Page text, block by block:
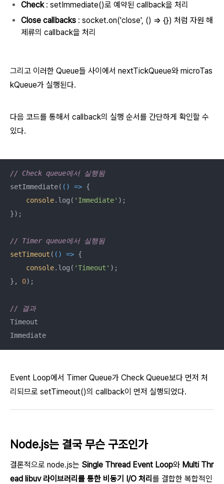
Check: setImmediate()로 예약된 callback을 처리
Close callbacks : socket.on('close', () => {}) 처럼 자원 해
제류의 callback을 처리
그리고 이러한 Queue들 사이에서 nextTickQueue와 microTas
kQueue가 실행된다.
다음 코드를 통해서 callback의 실행 순서를 간단하게 확인할 수
있다.
// Check queue에서 실행됨
setImmediate( () => {
console.log( 'Immediate' );
});
// Timer queue에서 실행됨
setTimeout ( () => {
console.log( 'Timeout' );
}, 0);
// 결과
Timeout
Immediate
Event Loop에서 Timer Queue가 Check Queue보다 먼저 처
리되므로 setTimeout()의 callback이 먼저 실행되었다.
Node.js는 결국 무슨 구조인가
결론적으로 node.js는 Single Thread Event Loop와 Multi Thr
ead libuv 라이브러리를 통한 비동기 I/O 처리 를 결합한 복합적인